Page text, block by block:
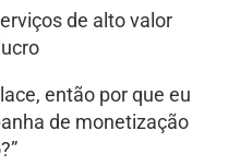
de alto valor
então por que eu
de monetização